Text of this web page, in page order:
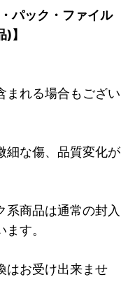
パック・ファイル
】
まれる場合もござい
細な傷、品質変化が
系商品は通常の封入
す。
はお受け出来ませ